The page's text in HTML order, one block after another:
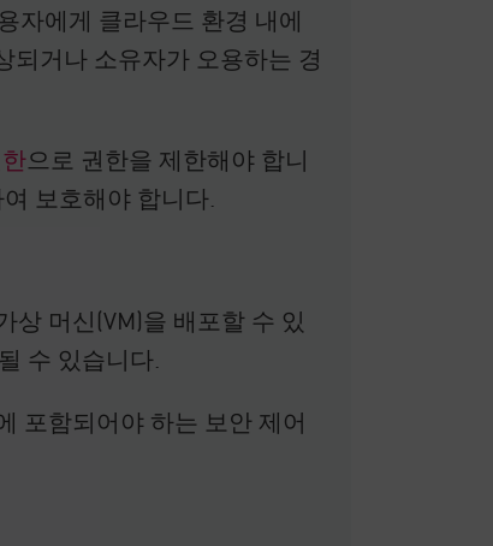
자에게 클라우드 환경 내에
되거나 소유자가 오용하는 경
으로 권한을 제한해야 합니
보호해야 합니다.
머신(VM)을 배포할 수 있
수 있습니다.
포함되어야 하는 보안 제어